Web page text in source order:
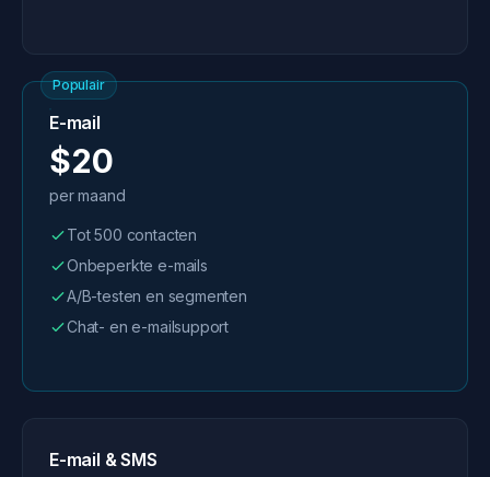
Populair
E-mail
$20
per maand
Tot 500 contacten
Onbeperkte e-mails
A/B-testen en segmenten
Chat- en e-mailsupport
E-mail & SMS